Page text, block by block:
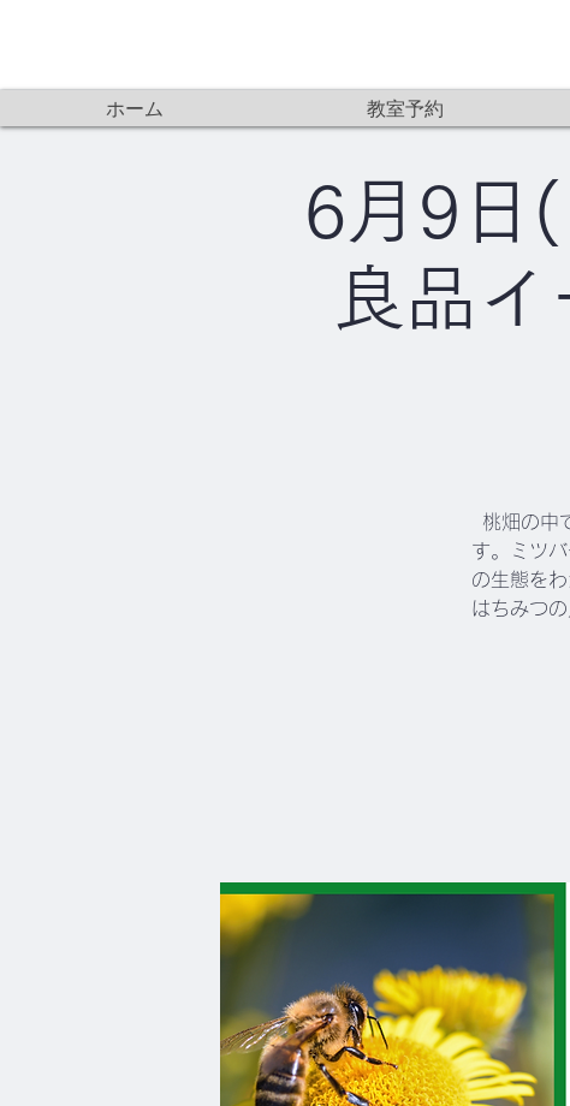
6月9日
良品
桃畑の中
す。ミツ
の生態を
はちみつ
ホーム 教室予約